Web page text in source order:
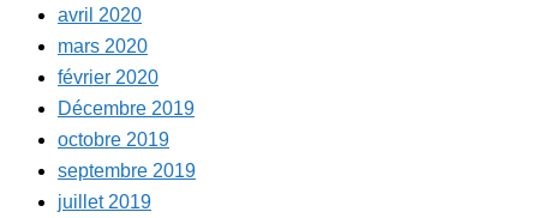
avril 2020
mars 2020
février 2020
Décembre 2019
octobre 2019
septembre 2019
juillet 2019